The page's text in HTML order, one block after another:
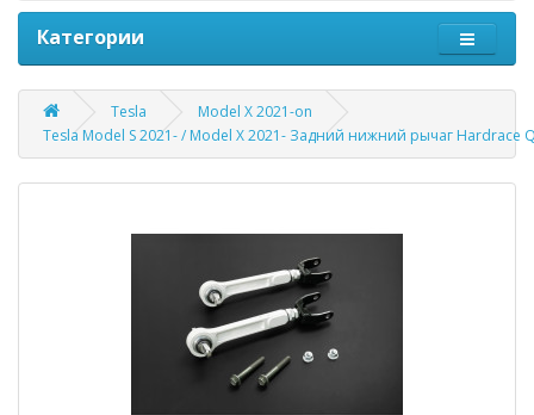
Категории
Tesla
Model X 2021-on
Tesla Model S 2021- / Model X 2021- Задний нижний рычаг Hardrace